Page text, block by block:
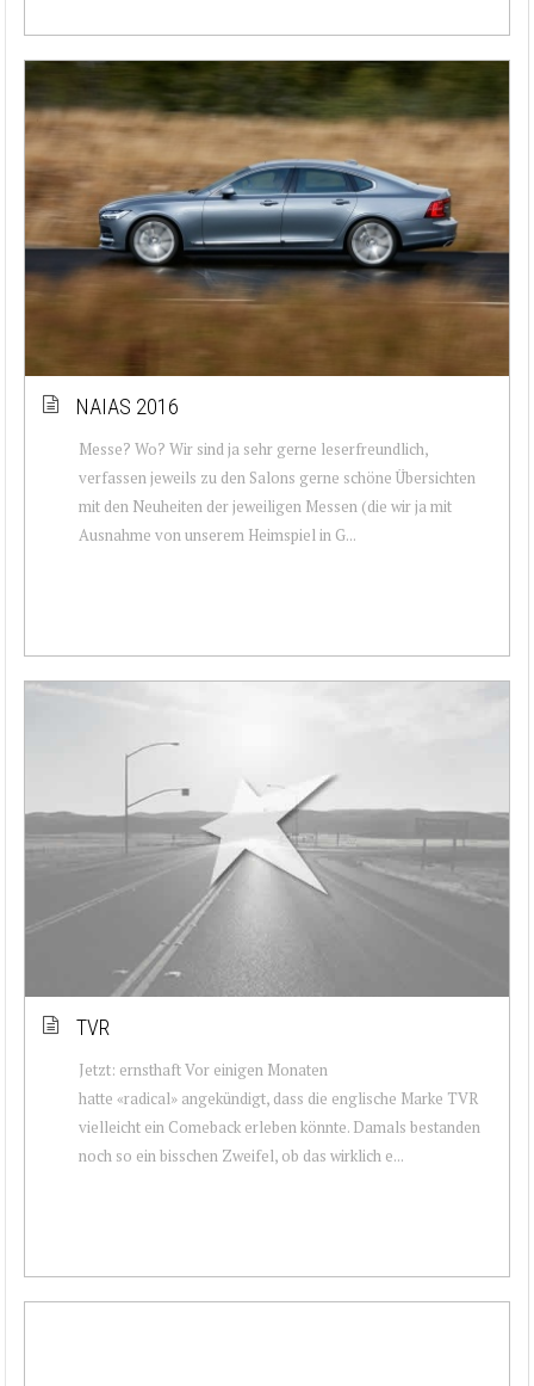
NAIAS 2016
Messe? Wo? Wir sind ja sehr gerne leserfreundlich,
verfassen jeweils zu den Salons gerne schöne Übersichten
mit den Neuheiten der jeweiligen Messen (die wir ja mit
Ausnahme von unserem Heimspiel in G...
TVR
Jetzt: ernsthaft Vor einigen Monaten
hatte «radical» angekündigt, dass die englische Marke TVR
vielleicht ein Comeback erleben könnte. Damals bestanden
noch so ein bisschen Zweifel, ob das wirklich e...